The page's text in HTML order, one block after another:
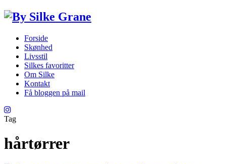
Forside
Skønhed
Livsstil
Silkes favoritter
Om Silke
Kontakt
Få bloggen på mail
Tag
hårtørrer